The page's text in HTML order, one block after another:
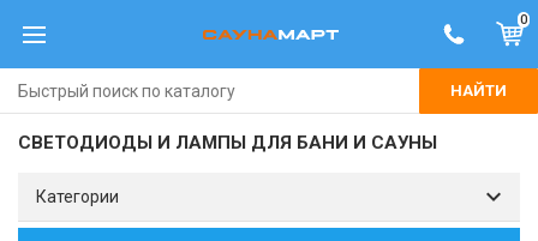
0
НАЙТИ
СВЕТОДИОДЫ И ЛАМПЫ ДЛЯ БАНИ И САУНЫ
Категории